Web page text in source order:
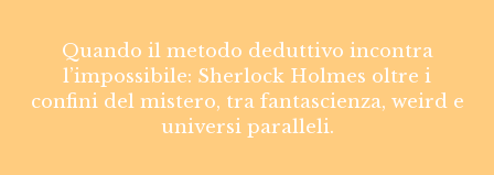
Quando il metodo deduttivo incontra
l’impossibile: Sherlock Holmes oltre i
confini del mistero, tra fantascienza, weird e
universi paralleli.